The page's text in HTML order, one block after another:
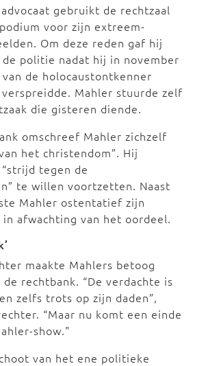
gebruikt de rechtzaal
voor zijn extreem-
Om deze reden gaf hij
politie nadat hij in november
de holocaustontkenner
Mahler stuurde zelf
die gisteren diende.
omschreef Mahler zichzelf
het christendom”. Hij
tegen de
te willen voortzetten. Naast
Mahler ostentatief zijn
afwachting van het oordeel.
maakte Mahlers betoog
rechtbank. “De verdachte is
zelfs trots op zijn daden”,
“Maar nu komt een einde
show."
van het ene politieke